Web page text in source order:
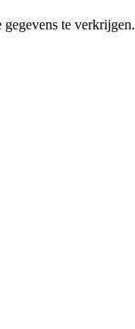
te verkrijgen.